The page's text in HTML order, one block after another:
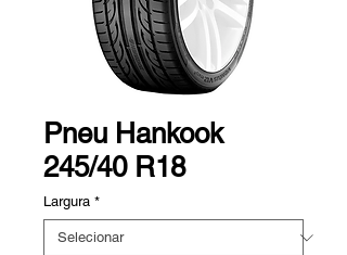
Pneu Hankook
245/40 R18
Largura *